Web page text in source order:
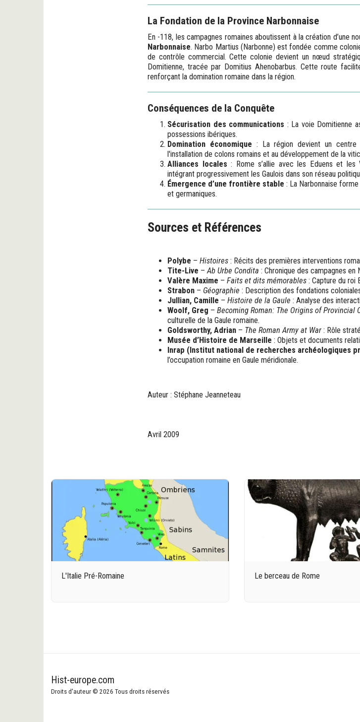
La Fondation de la Province Narbonnaise
En -118, les campagnes romaines aboutissent à la création d’une
Narbonnaise. Narbo Martius (Narbonne) est fondée comme
de contrôle commercial. Cette colonie devient un nœud
Domitienne, tracée par Domitius Ahenobarbus. Cette route
renforçant la domination romaine dans la région.
Conséquences de la Conquête
Sécurisation des communications : La voie Domitienne
possessions ibériques.
Domination économique : La région devient un
l'installation de colons romains et au développement de la
Alliances locales : Rome s’allie avec les Eduens et les
intégrant progressivement les Gaulois dans son réseau
Émergence d’une frontière stable : La Narbonnaise
et germaniques.
Sources et Références
Polybe – Histoires : Récits des premières interventions
Tite-Live –Ab Urbe Condita : Chronique des campagnes en
Valère Maxime – Faits et dits mémorables : Capture du roi
Strabon – Géographie : Description des fondations
Jullian, Camille – Histoire de la Gaule : Analyse des
Woolf, Greg – Becoming Roman: The Origins of Provincial
culturelle de la Gaule romaine.
Goldsworthy, Adrian – The Roman Army at War: Rôle
Musée d’Histoire de Marseille : Objets et documents
Inrap (Institut national de recherches archéologiques
l’occupation romaine en Gaule méridionale.
Auteur : Stéphane Jeanneteau
Avril 2009
L'Italie Pré-Romaine Le berceau de Rome
Hist-europe.com
Droits d'auteur © 2026 Tous droits réservés